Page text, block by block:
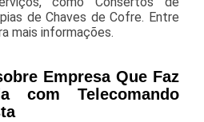
de Chaves de Cofre. Entre
mais informações.
Empresa Que Faz
com Telecomando